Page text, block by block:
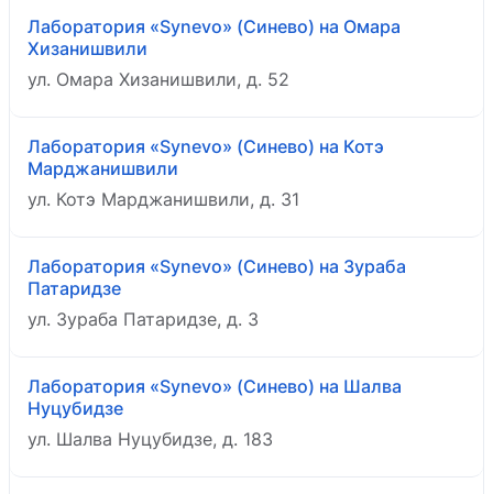
Лаборатория «Synevo» (Синево) на Омара
Хизанишвили
ул. Омара Хизанишвили, д. 52
Лаборатория «Synevo» (Синево) на Котэ
Марджанишвили
ул. Котэ Марджанишвили, д. 31
Лаборатория «Synevo» (Синево) на Зураба
Патаридзе
ул. Зураба Патаридзе, д. 3
Лаборатория «Synevo» (Синево) на Шалва
Нуцубидзе
ул. Шалва Нуцубидзе, д. 183